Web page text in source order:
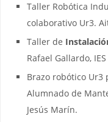
Taller Robótica
colaborativo Ur3.
Taller de
Rafael Gallardo,
Brazo robótico
Alumnado de
Jesús Marín.